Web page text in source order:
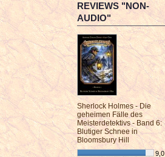
REVIEWS "NON-
AUDIO"
Sherlock Holmes - Die
geheimen Fälle des
Meisterdetektivs - Band 6:
Blutiger Schnee in
Bloomsbury Hill
9,0